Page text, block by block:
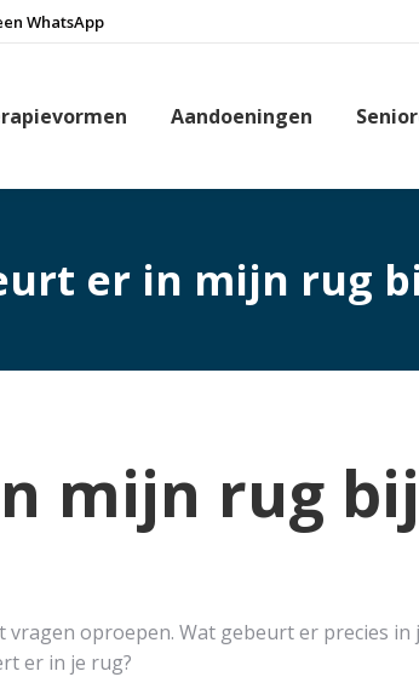
WhatsApp
Aandoeningen
er in mijn rug
mijn rug bij
oproepen. Wat gebeurt er precies in
er in je rug?